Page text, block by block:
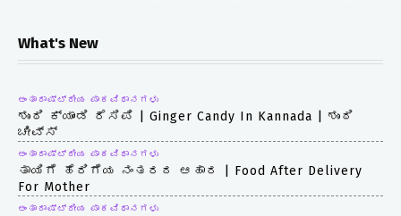
What's New
ಅಂತಾರಾಷ್ಟ್ರೀಯ ಪಾಕವಿಧಾನಗಳು
ಶುಂಠಿ ಕ್ಯಾಂಡಿ ರೆಸಿಪಿ | Ginger Candy In Kannada | ಶುಂಠಿ
ಚೀವ್ಸ್
ಅಂತಾರಾಷ್ಟ್ರೀಯ ಪಾಕವಿಧಾನಗಳು
ತಾಯಿಗೆ ಹೆರಿಗೆಯ ನಂತರದ ಆಹಾರ | Food After Delivery
For Mother
ಅಂತಾರಾಷ್ಟ್ರೀಯ ಪಾಕವಿಧಾನಗಳು